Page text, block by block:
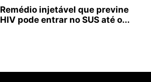
Remédio injetável que previne
HIV pode entrar no SUS até o...